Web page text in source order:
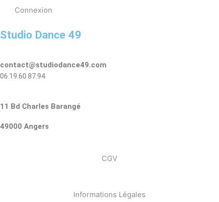
Connexion
Studio Dance 49
contact@studiodance49.com
06.19.60.87.94
11 Bd Charles Barangé
49000 Angers
CGV
Informations Légales